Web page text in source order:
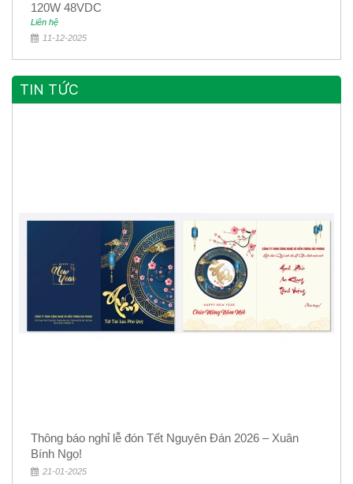
120W 48VDC
Liên hệ
11-12-2025
TIN TỨC
Thông báo nghỉ lễ đón Tết Nguyên Đán 2026 – Xuân
Bính Ngọ!
21-01-2025